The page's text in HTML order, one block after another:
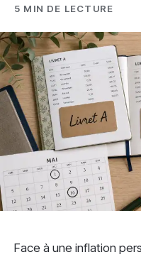
5 MIN DE LECTURE
Face à une inflation